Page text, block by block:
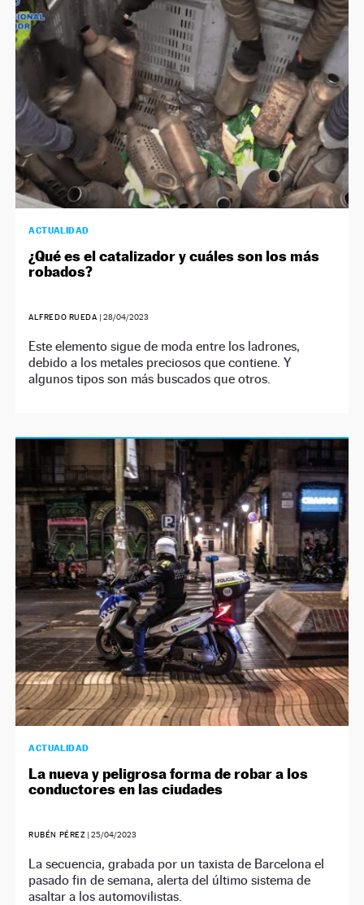
NEWSLETTER
ACTUALIDAD
¿Qué es el catalizador y cuáles son los más
robados?
ALFREDO RUEDA | 28/04/2023
Este elemento sigue de moda entre los ladrones,
debido a los metales preciosos que contiene. Y
algunos tipos son más buscados que otros.
ACTUALIDAD
La nueva y peligrosa forma de robar a los
conductores en las ciudades
RUBÉN PÉREZ |25/04/2023
La secuencia, grabada por un taxista de Barcelona el
pasado fin de semana, alerta del último sistema de
asaltar a los automovilistas.